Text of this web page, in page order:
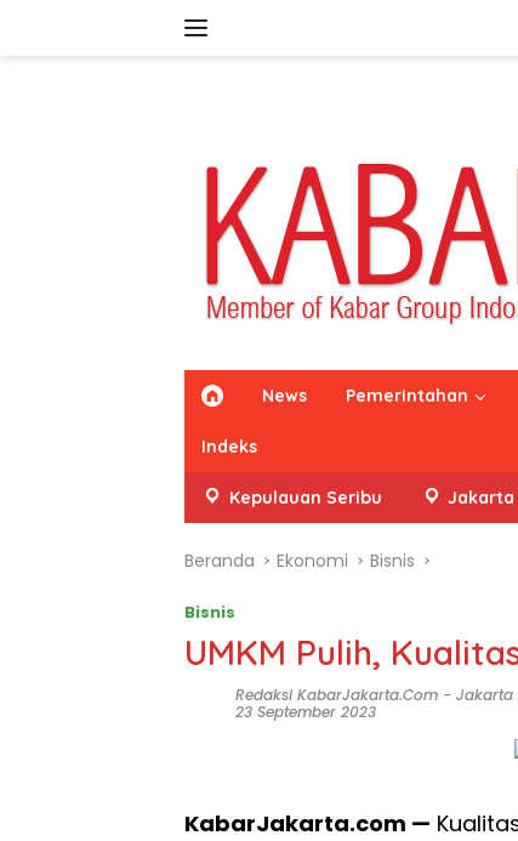
H
m
e
News Pemerintahan
Indeks
Kepulauan Seribu Jakarta
Beranda Ekonomi Bisnis
Bisnis
UMKM Pulih,
Redaksi KabarJakarta.com - Jakarta
23 September 2023
KabarJakarta.com —